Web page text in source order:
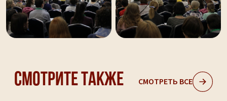
Смотрите также СМОТРЕТЬ ВСЕ